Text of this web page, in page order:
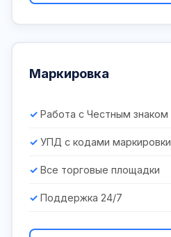
Маркировка
Работа с Честным знаком
УПД с кодами маркировки
Все торговые площадки
Поддержка 24/7